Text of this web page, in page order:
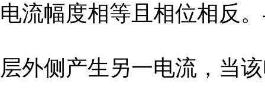
电流幅度相等且相位相反
层外侧产生另一电流，当